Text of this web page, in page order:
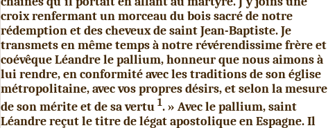
croix renfermant un morceau du bois sacré de notre
rédemption et des cheveux de saint Jean-Baptiste. Je
transmets en même temps à notre révérendissime frère et
coévêque Léandre le pallium, hon­neur que nous aimons à
lui rendre, en conformité avec les tra­ditions de son église
métropolitaine, avec vos propres désirs, et selon la mesure
de son mérite et de sa vertu 1. » Avec le pallium, saint
Léandre reçut le titre de légat apostolique en Espagne. Il